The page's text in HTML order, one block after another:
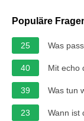
Populäre
25 Was
40 Mit echo
39 Was tun
23 Wann ist